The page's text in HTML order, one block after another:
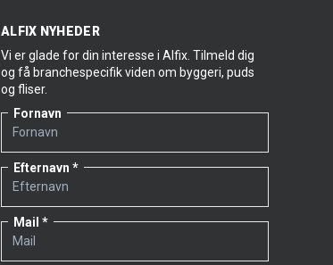
ALFIX NYHEDER
Vi er glade for din interesse i Alfix. Tilmeld dig
og få branchespecifik viden om byggeri, puds
og fliser.
Fornavn
Efternavn
Mail